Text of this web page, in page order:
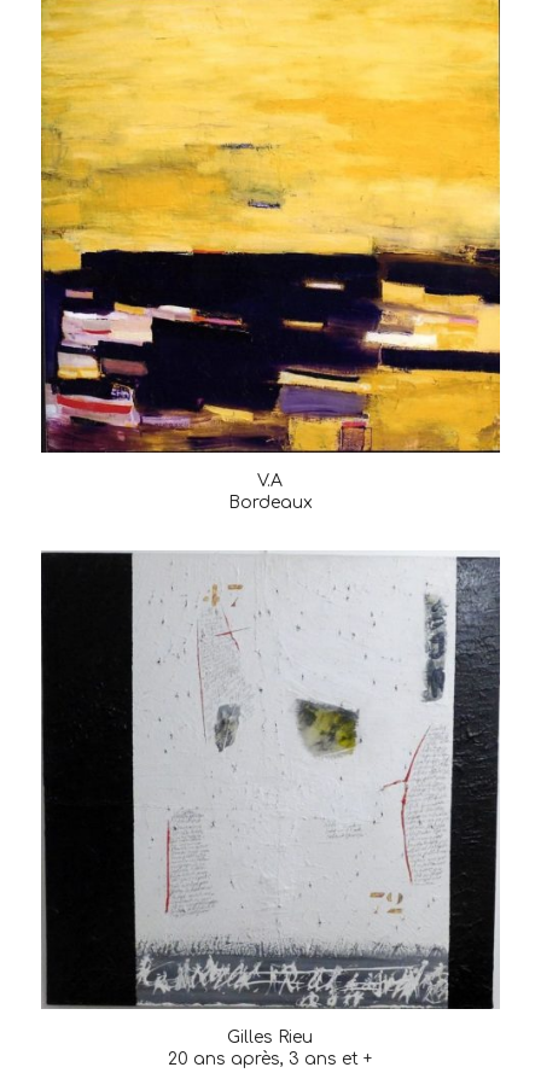
V.A
Bordeaux
Gilles Rieu
20 ans après, 3 ans et +